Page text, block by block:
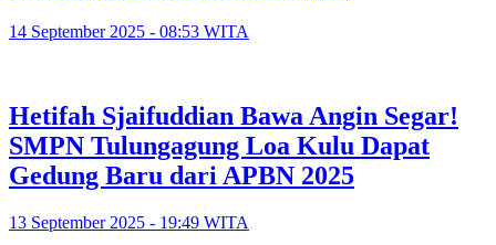
14 September 2025 - 08:53 WITA
Hetifah Sjaifuddian Bawa Angin Segar!
SMPN Tulungagung Loa Kulu Dapat
Gedung Baru dari APBN 2025
13 September 2025 - 19:49 WITA